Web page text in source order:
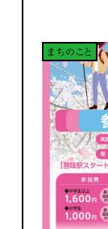
まちのこと